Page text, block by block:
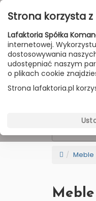
Przejdź do treści
HOME
Meble
Strona korzysta
Lafaktoria Spółka
internetowej.
dostosowywania
udostępniać naszym
o plikach cookie
Strona lafaktoria.pl